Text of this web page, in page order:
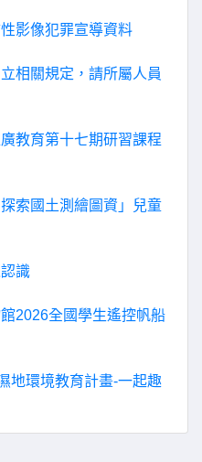
影像犯罪宣導資料
相關規定，請所屬人員
教育第十七期研習課程
索國土測繪圖資」兒童
識
2026全國學生遙控帆船
地環境教育計畫-一起趣